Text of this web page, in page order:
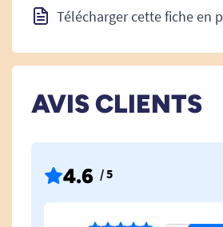
Télécharger cette fiche en
AVIS CLIENTS
4.6 / 5